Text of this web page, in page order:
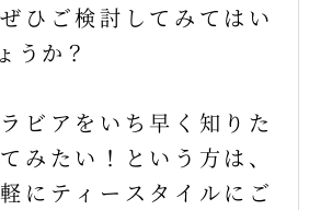
ひご検討してみてはい
うか？
ビアをいち早く知りた
みたい！という方は、
にティースタイルにご